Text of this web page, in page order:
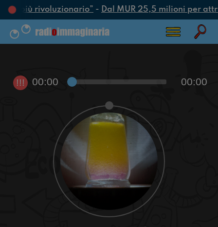
più rivoluzionario”-Dal MUR 25,5 milioni per
!!! 00:00 00:00